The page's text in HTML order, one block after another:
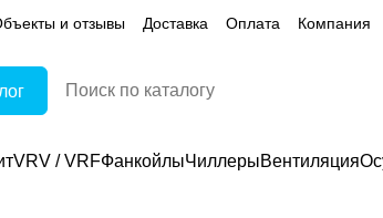
и отзывы Доставка Оплата Компания
VRV / VRFФанкойлыЧиллерыВентиляция